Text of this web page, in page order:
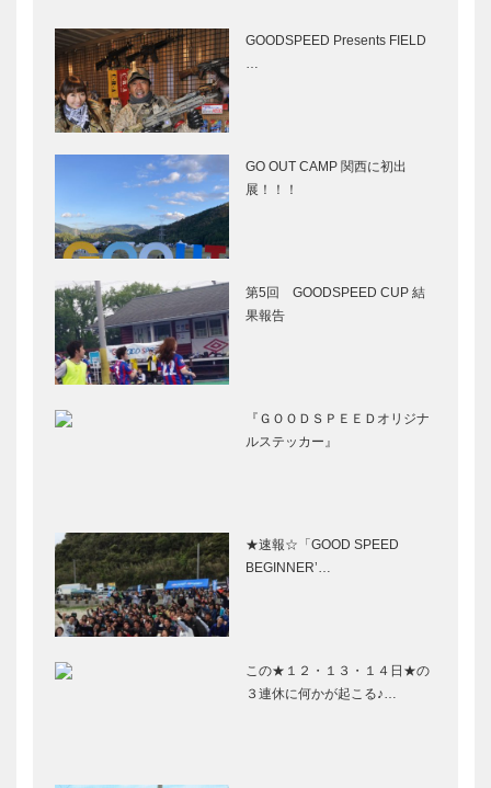
GOODSPEED Presents FIELD
…
GO OUT CAMP 関西に初出
展！！！
第5回 GOODSPEED CUP 結
果報告
『ＧＯＯＤＳＰＥＥＤオリジナ
ルステッカー』
★速報☆「GOOD SPEED
BEGINNER’…
この★１２・１３・１４日★の
３連休に何かが起こる♪…